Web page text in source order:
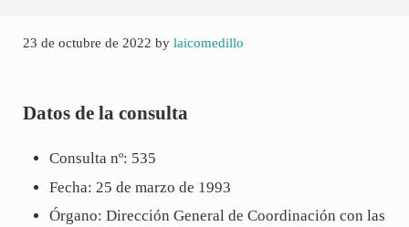
23 de octubre de 2022 by laicomedillo
Datos de la consulta
Consulta nº: 535
Fecha: 25 de marzo de 1993
Órgano: Dirección General de Coordinación con las